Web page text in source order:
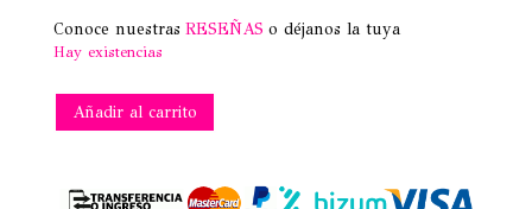
era:
es:
Conoce nuestras RESEÑAS o déjanos la tuya
Hay existencias
FALDA
Añadir al carrito